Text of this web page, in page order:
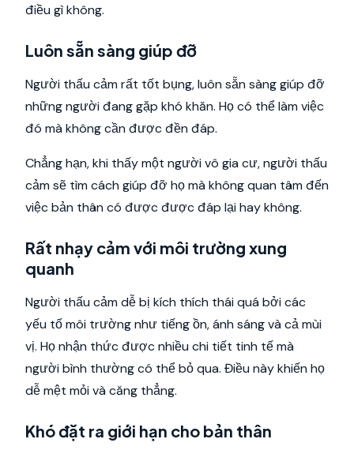
điều gì không.
Luôn sẵn sàng giúp đỡ
Người thấu cảm rất tốt bụng, luôn sẵn sàng giúp đỡ
những người đang gặp khó khăn. Họ có thể làm việc
đó mà không cần được đền đáp.
Chẳng hạn, khi thấy một người vô gia cư, người thấu
cảm sẽ tìm cách giúp đỡ họ mà không quan tâm đến
việc bản thân có được được đáp lại hay không.
Rất nhạy cảm với môi trường xung
quanh
Người thấu cảm dễ bị kích thích thái quá bởi các
yếu tố môi trường như tiếng ồn, ánh sáng và cả mùi
vị. Họ nhận thức được nhiều chi tiết tinh tế mà
người bình thường có thể bỏ qua. Điều này khiến họ
dễ mệt mỏi và căng thẳng.
Khó đặt ra giới hạn cho bản thân